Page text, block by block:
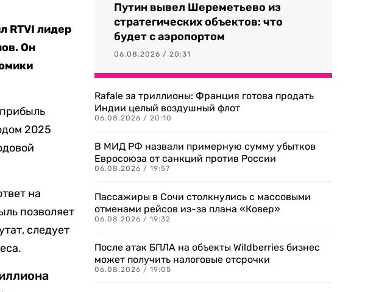
RTVI лидер
Он
2025
на
позволяет
следует
Путин вывел Шереметьево из
стратегических объектов: что
будет с аэропортом
06.08.2026 / 20:31
Rafale за триллионы: Франция готова продать
Индии целый воздушный флот
06.08.2026 / 20:10
В МИД РФ назвали примерную сумму убытков
Евросоюза от санкций против России
06.08.2026 / 19:57
Пассажиры в Сочи столкнулись с массовыми
отменами рейсов из-за плана «Ковер»
06.08.2026 / 19:32
После атак БПЛА на объекты Wildberries бизнес
может получить налоговые отсрочки
06.08.2026 / 19:05